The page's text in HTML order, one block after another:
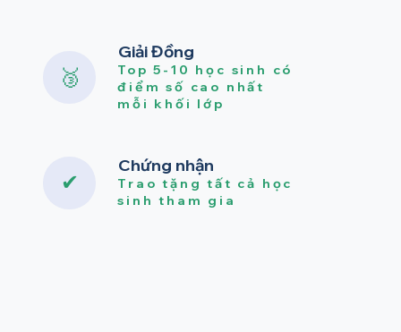
🥉
Giải Đồng
Top 5-10 học sinh có
điểm số cao nhất
mỗi khối lớp
✔
Chứng nhận
Trao tặng tất cả học
sinh tham gia